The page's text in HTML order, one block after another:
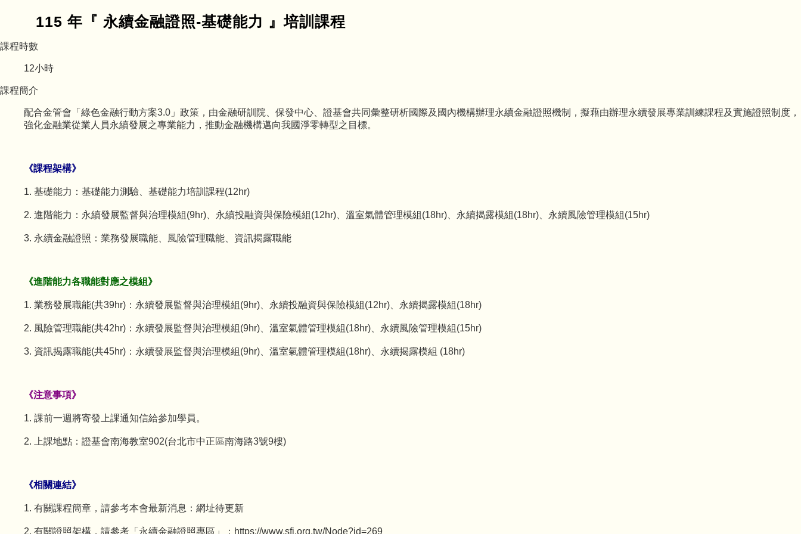
115 年『 永續金融證照-基礎能力 』培訓課程
課程時數
12小時
課程簡介
配合金管會「綠色金融行動方案3.0」政策，由金融研訓院、保發中心、證基會共同彙整研析國際及國內機構辦理永續金融證照機制，擬藉由辦理永續發展專業訓練課程及實施證照制度，
強化金融業從業人員永續發展之專業能力，推動金融機構邁向我國淨零轉型之目標。
《課程架構》
1. 基礎能力：基礎能力測驗、基礎能力培訓課程(12hr)
2. 進階能力：永續發展監督與治理模組(9hr)、永續投融資與保險模組(12hr)、溫室氣體管理模組(18hr)、永續揭露模組(18hr)、永續風險管理模組(15hr)
3. 永續金融證照：業務發展職能、風險管理職能、資訊揭露職能
《進階能力各職能對應之模組》
1. 業務發展職能(共39hr)：永續發展監督與治理模組(9hr)、永續投融資與保險模組(12hr)、永續揭露模組(18hr)
2. 風險管理職能(共42hr)：永續發展監督與治理模組(9hr)、溫室氣體管理模組(18hr)、永續風險管理模組(15hr)
3. 資訊揭露職能(共45hr)：永續發展監督與治理模組(9hr)、溫室氣體管理模組(18hr)、永續揭露模組 (18hr)
《注意事項》
1. 課前一週將寄發上課通知信給參加學員。
2. 上課地點：證基會南海教室902(台北市中正區南海路3號9樓)
《相關連結》
1. 有關課程簡章，請參考本會最新消息：網址待更新
2. 有關證照架構，請參考「永續金融證照專區」：https://www.sfi.org.tw/Node?id=269